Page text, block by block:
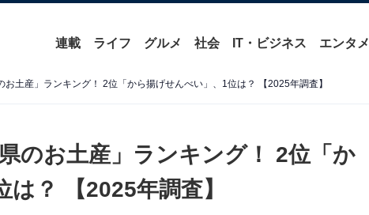
連載 ライフ グルメ 社会 IT・ビジネス エンタメ
お土産」ランキング！ 2位「から揚げせんべい」、1位は？ 【2025年調査】
のお土産」ランキング！ 2位「か
？ 【2025年調査】